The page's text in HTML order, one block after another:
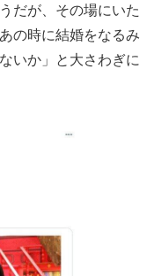
だが、その場にいた
の時に結婚をなるみ
いか」と大さわぎに